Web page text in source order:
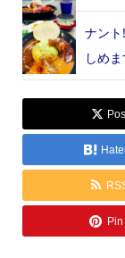
ナン
しめ